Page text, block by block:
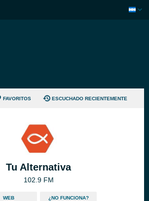
FAVORITOS ESCUCHADO RECIENTEMENTE
Tu Alternativa
102.9 FM
WEB ¿NO FUNCIONA?